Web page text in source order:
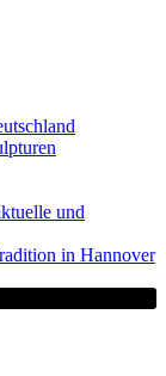
und
in Hannover